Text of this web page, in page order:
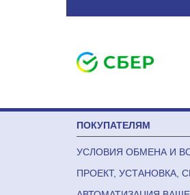
ПОКУПАТЕЛЯМ
УСЛОВИЯ ОБМЕНА И
ПРОЕКТ, УСТАНОВКА,